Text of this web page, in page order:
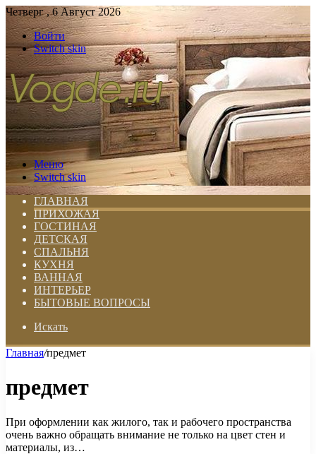
Четверг , 6 Август 2026
Войти
Switch skin
Меню
Switch skin
ГЛАВНАЯ
ПРИХОЖАЯ
ГОСТИНАЯ
ДЕТСКАЯ
СПАЛЬНЯ
КУХНЯ
ВАННАЯ
ИНТЕРЬЕР
БЫТОВЫЕ ВОПРОСЫ
Искать
Главная/предмет
предмет
При оформлении как жилого, так и рабочего пространства
очень важно обращать внимание не только на цвет стен и
материалы, из…